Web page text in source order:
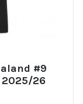
#9
26